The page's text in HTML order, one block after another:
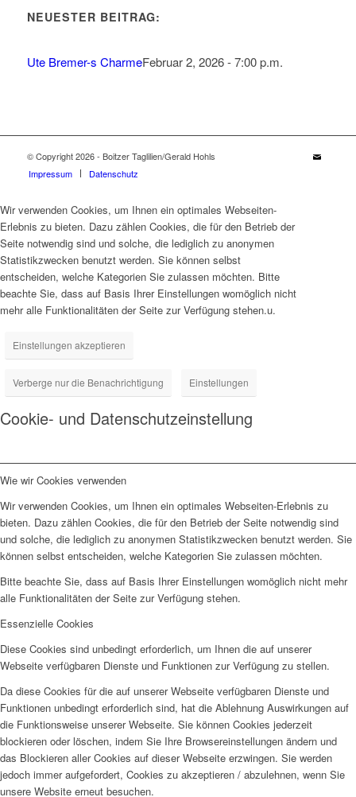
NEUESTER BEITRAG:
Ute Bremer-s CharmeFebruar 2, 2026 - 7:00 p.m.
© Copyright 2026 - Boitzer Taglilien/Gerald Hohls
Impressum
Datenschutz
Wir verwenden Cookies, um Ihnen ein optimales Webseiten-
Erlebnis zu bieten. Dazu zählen Cookies, die für den Betrieb der
Seite notwendig sind und solche, die lediglich zu anonymen
Statistikzwecken benutzt werden. Sie können selbst
entscheiden, welche Kategorien Sie zulassen möchten. Bitte
beachte Sie, dass auf Basis Ihrer Einstellungen womöglich nicht
mehr alle Funktionalitäten der Seite zur Verfügung stehen.u.
Einstellungen akzeptieren
Verberge nur die Benachrichtigung Einstellungen
Cookie- und Datenschutzeinstellung
Wie wir Cookies verwenden
Wir verwenden Cookies, um Ihnen ein optimales Webseiten-Erlebnis zu
bieten. Dazu zählen Cookies, die für den Betrieb der Seite notwendig sind
und solche, die lediglich zu anonymen Statistikzwecken benutzt werden. Sie
können selbst entscheiden, welche Kategorien Sie zulassen möchten.
Bitte beachte Sie, dass auf Basis Ihrer Einstellungen womöglich nicht mehr
alle Funktionalitäten der Seite zur Verfügung stehen.
Essenzielle Cookies
Diese Cookies sind unbedingt erforderlich, um Ihnen die auf unserer
Webseite verfügbaren Dienste und Funktionen zur Verfügung zu stellen.
Da diese Cookies für die auf unserer Webseite verfügbaren Dienste und
Funktionen unbedingt erforderlich sind, hat die Ablehnung Auswirkungen auf
die Funktionsweise unserer Webseite. Sie können Cookies jederzeit
blockieren oder löschen, indem Sie Ihre Browsereinstellungen ändern und
das Blockieren aller Cookies auf dieser Webseite erzwingen. Sie werden
jedoch immer aufgefordert, Cookies zu akzeptieren / abzulehnen, wenn Sie
unsere Website erneut besuchen.